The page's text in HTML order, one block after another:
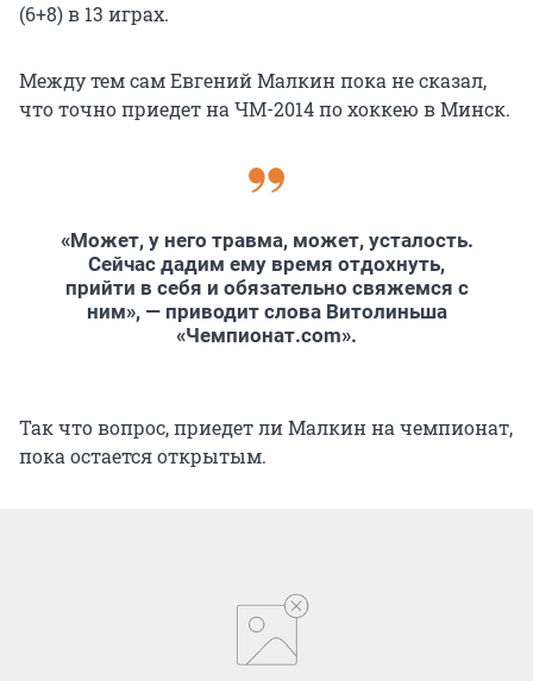
(6+8) в 13 играх.
Между тем сам Евгений Малкин пока не сказал,
что точно приедет на ЧМ-2014 по хоккею в Минск.
«Может, у него травма, может, усталость.
Сейчас дадим ему время отдохнуть,
прийти в себя и обязательно свяжемся с
ним», — приводит слова Витолиньша
«Чемпионат.com».
Так что вопрос, приедет ли Малкин на чемпионат,
пока остается открытым.